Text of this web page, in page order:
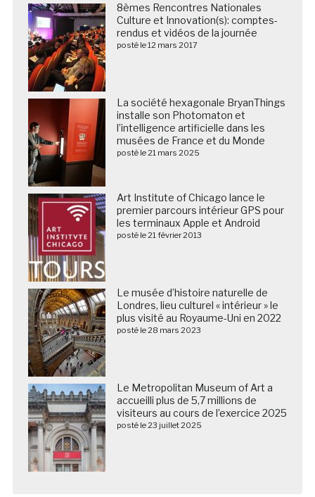
8èmes Rencontres Nationales
Culture et Innovation(s): comptes-
rendus et vidéos de la journée
posté le 12 mars 2017
La société hexagonale BryanThings
installe son Photomaton et
l’intelligence artificielle dans les
musées de France et du Monde
posté le 21 mars 2025
Art Institute of Chicago lance le
premier parcours intérieur GPS pour
les terminaux Apple et Android
posté le 21 février 2013
Le musée d’histoire naturelle de
Londres, lieu culturel « intérieur » le
plus visité au Royaume-Uni en 2022
posté le 28 mars 2023
Le Metropolitan Museum of Art a
accueilli plus de 5,7 millions de
visiteurs au cours de l’exercice 2025
posté le 23 juillet 2025